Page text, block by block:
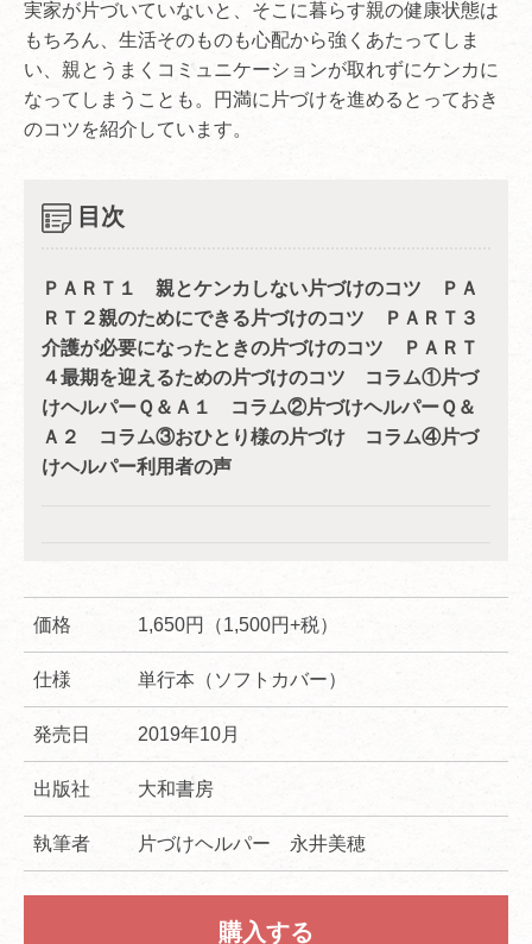
実家が片づいていないと、そこに暮らす親の健康状態は
もちろん、生活そのものも心配から強くあたってしま
い、親とうまくコミュニケーションが取れずにケンカに
なってしまうことも。円満に片づけを進めるとっておき
のコツを紹介しています。
目次
ＰＡＲＴ１ 親とケンカしない片づけのコツ ＰＡ
ＲＴ２親のためにできる片づけのコツ ＰＡＲＴ３
介護が必要になったときの片づけのコツ ＰＡＲＴ
４最期を迎えるための片づけのコツ コラム①片づ
けヘルパーＱ＆Ａ１ コラム②片づけヘルパーＱ＆
Ａ２ コラム③おひとり様の片づけ コラム④片づ
けヘルパー利用者の声
価格 1,650円（1,500円+税）
仕様 単行本（ソフトカバー）
発売日 2019年10月
出版社 大和書房
執筆者 片づけヘルパー 永井美穂
購入する